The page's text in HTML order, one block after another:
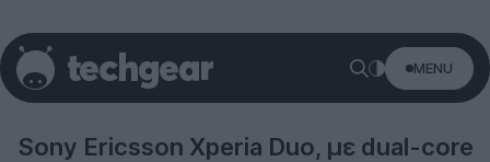
MENU
Sony Ericsson
Sony Ericsson Xperia Duo, με dual-core